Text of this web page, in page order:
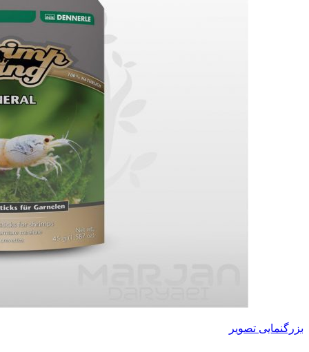
بزرگنمایی تصویر